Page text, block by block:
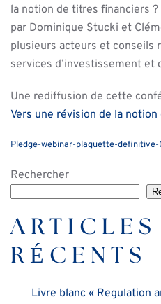
la notion de titres financiers
par Dominique Stucki et
plusieurs acteurs et conseils
services d’investissement et
Une rediffusion de cette
Vers une révision de la
Pledge-webinar-plaquette-
Rechercher
ARTICLES
RÉCENTS
Livre blanc « Regulation